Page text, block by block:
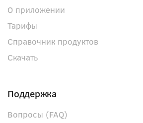
О приложении
Тарифы
Справочник продуктов
Скачать
Поддержка
Вопросы (FAQ)